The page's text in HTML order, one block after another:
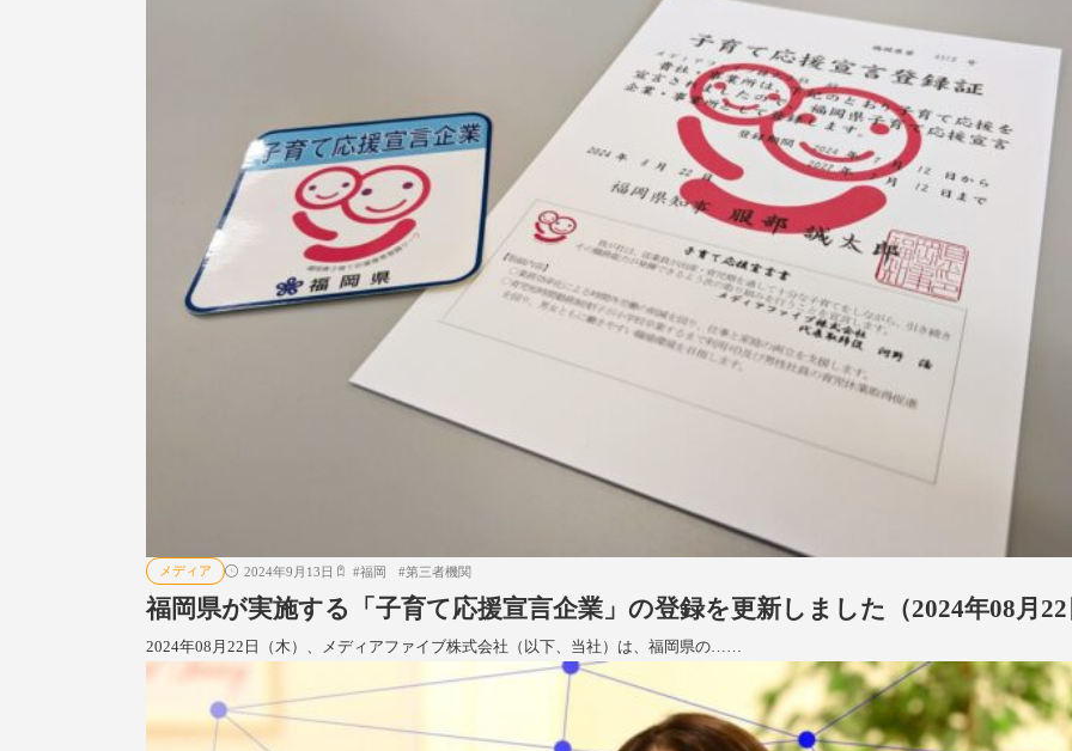
メディア 2024年9月13日 #福岡 #第三者機関
福岡県が実施する「子育て応援宣言企業」の登録を更新しました（2024年08月
2024年08月22日（木）、メディアファイブ株式会社（以下、当社）は、福岡県の……